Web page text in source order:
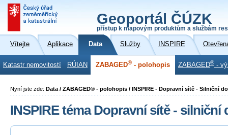
Geoportál ČÚZK
přístup k mapovým produktům a službám
Vítejte Aplikace Data Služby INSPIRE
Katastr nemovitostí RÚIAN ZABAGED® - polohopis ZABAGED® -
Nyní jste zde: Data / ZABAGED® - polohopis / INSPIRE - Dopravní sítě - Silniční
INSPIRE téma Dopravní sítě - silniční